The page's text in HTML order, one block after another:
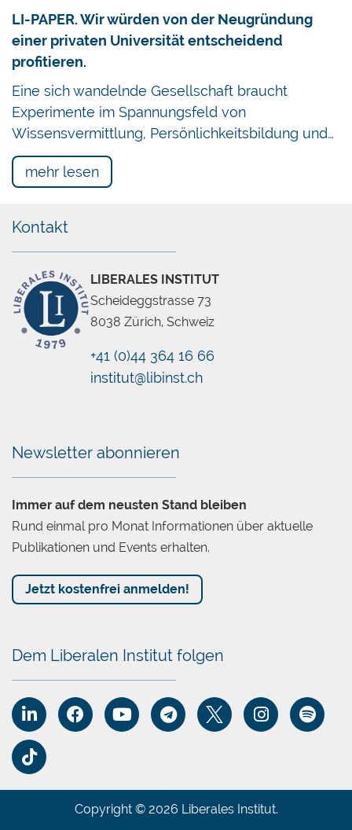
Chatbot
LI-PAPER. Wir würden von der Neugründung
einer privaten Universität entscheidend
profitieren.
Eine sich wandelnde Gesellschaft braucht
Experimente im Spannungsfeld von
Wissensvermittlung, Persönlichkeitsbildung und…
mehr lesen
Kontakt
LIBERALES INSTITUT
Scheideggstrasse 73
8038 Zürich, Schweiz
+41 (0)44 364 16 66
institut@libinst.ch
Newsletter abonnieren
Immer auf dem neusten Stand bleiben
Rund einmal pro Monat Informationen über aktuelle
Publikationen und Events erhalten.
Jetzt kostenfrei anmelden!
Dem Liberalen Institut folgen
Copyright © 2026 Liberales Institut.